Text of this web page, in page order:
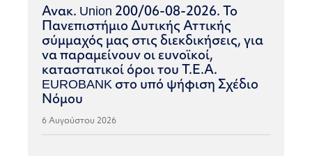
Ανακ. Union 200/06-08-2026. Το
Πανεπιστήμιο Δυτικής Αττικής
σύμμαχός μας στις διεκδικήσεις, για
να παραμείνουν οι ευνοϊκοί,
καταστατικοί όροι του Τ.Ε.Α.
EUROBANK στο υπό ψήφιση Σχέδιο
Νόμου
6 Αυγούστου 2026